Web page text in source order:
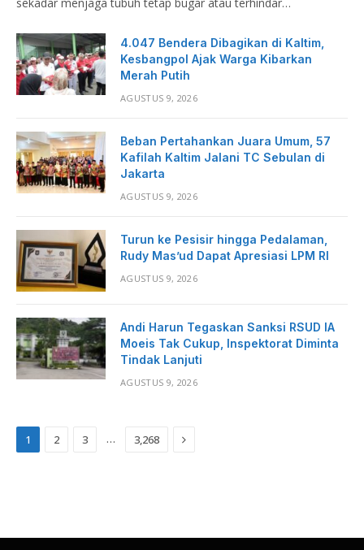
4.047 Bendera Dibagikan di Kaltim,
Kesbangpol Ajak Warga Kibarkan
Merah Putih
AGUSTUS 9, 2026
Beban Pertahankan Juara Umum, 57
Kafilah Kaltim Jalani TC Sebulan di
Jakarta
AGUSTUS 9, 2026
Turun ke Pesisir hingga Pedalaman,
Rudy Mas’ud Dapat Apresiasi LPM RI
AGUSTUS 9, 2026
Andi Harun Tegaskan Sanksi RSUD IA
Moeis Tak Cukup, Inspektorat Diminta
Tindak Lanjuti
AGUSTUS 9, 2026
1 2 3 … 3,268 Next